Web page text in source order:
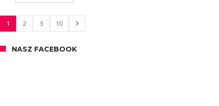
1 2 3 10
NASZ FACEBOOK